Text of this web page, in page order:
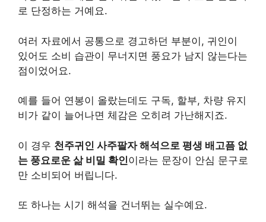
로 단정하는 거예요.
여러 자료에서 공통으로 경고하던 부분이, 귀인이
있어도 소비 습관이 무너지면 풍요가 남지 않는다는
점이었어요.
예를 들어 연봉이 올랐는데도 구독, 할부, 차량 유지
비가 같이 늘어나면 체감은 오히려 가난해지죠.
이 경우 천주귀인 사주팔자 해석으로 평생 배고픔 없
는 풍요로운 삶 비밀 확인이라는 문장이 안심 문구로
만 소비되어 버립니다.
또 하나는 시기 해석을 건너뛰는 실수예요.